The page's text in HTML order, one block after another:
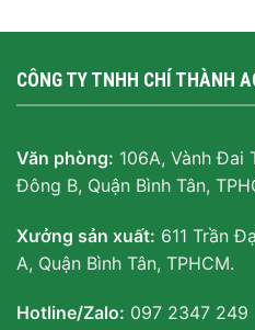
CÔNG TY TNHH CHÍ THÀNH
Văn phòng: 106A, Vành Đai
Đông B, Quận Bình Tân,
Xưởng sản xuất: 611 Trần
A, Quận Bình Tân, TPHCM.
Hotline/Zalo: 097 2347 249